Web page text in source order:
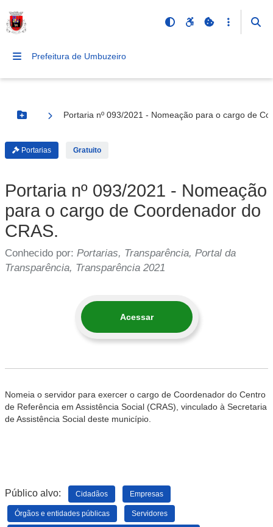
Prefeitura de Umbuzeiro
Botão Menu
Portaria nº 093/2021 - Nomeação para o cargo de
Portarias Gratuito
Portaria nº 093/2021 - Nomeação
para o cargo de Coordenador do
CRAS.
Conhecido por: Portarias, Transparência, Portal da
Transparência, Transparência 2021
Acessar
Nomeia o servidor para exercer o cargo de Coordenador do Centro
de Referência em Assistência Social (CRAS), vinculado à Secretaria
de Assistência Social deste município.
Público alvo: Cidadãos Empresas
Órgãos e entidades públicas Servidores